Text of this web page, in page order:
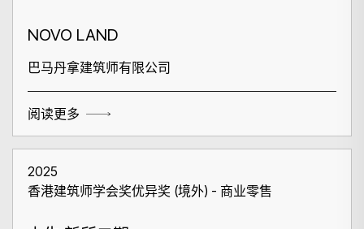
NOVO LAND
巴马丹拿建筑师有限公司
阅读更多
2025
香港建筑师学会奖优异奖 (境外) - 商业零售